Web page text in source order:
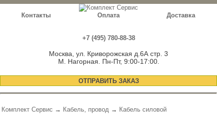
Контакты Оплата Доставка
+7 (495) 780-88-38
Москва, ул. Криворожская д.6А стр. 3
М. Нагорная. Пн-Пт, 9:00-17:00.
ОТПРАВИТЬ ЗАКАЗ
Комплект Сервис → Кабель, провод → Кабель силовой